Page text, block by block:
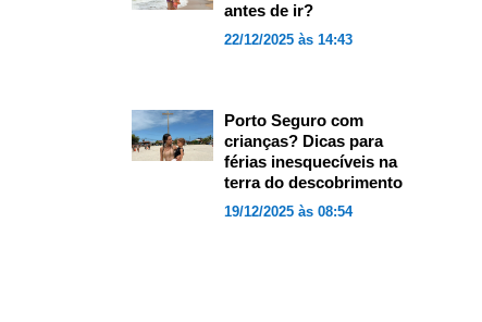
antes de ir?
22/12/2025 às 14:43
Porto Seguro com
crianças? Dicas para
férias inesquecíveis na
terra do descobrimento
19/12/2025 às 08:54